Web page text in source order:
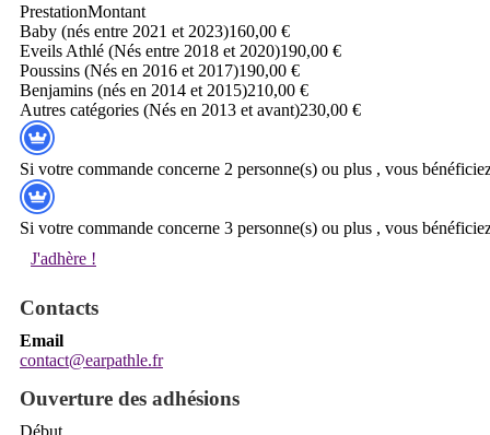
PrestationMontant
Baby (nés entre 2021 et 2023)160,00 €
Eveils Athlé (Nés entre 2018 et 2020)190,00 €
Poussins (Nés en 2016 et 2017)190,00 €
Benjamins (nés en 2014 et 2015)210,00 €
Autres catégories (Nés en 2013 et avant)230,00 €
Si votre commande concerne 2 personne(s) ou plus , vous
Si votre commande concerne 3 personne(s) ou plus , vous
J'adhère !
Contacts
Email
contact@earpathle.fr
Ouverture des adhésions
Début